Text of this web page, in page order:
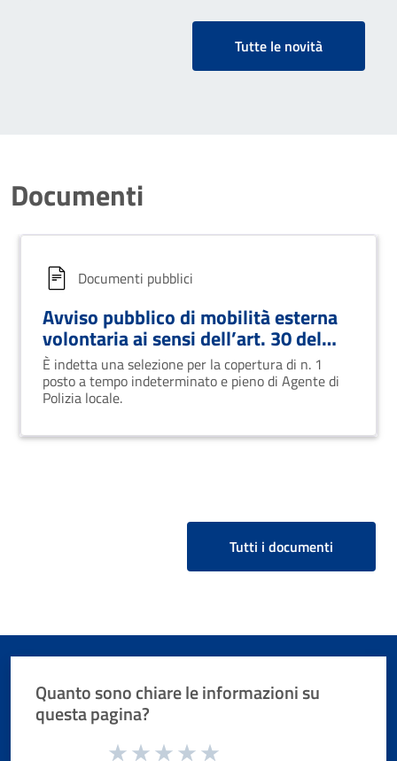
locale” area degli istruttori ccnl
16.11.2022 funzioni locali
Tutte le novità
Documenti
Documenti pubblici
Avviso pubblico di mobilità esterna
volontaria ai sensi dell’art. 30 del
d.lgs. n. 165/2001 per la copertura a
tempo indeterminato e pieno di n. 1
posto di “agente di polizia locale”
funzioni locali
È indetta una selezione per la copertura di n. 1
posto a tempo indeterminato e pieno di Agente di
Polizia locale.
Tutti i documenti
Quanto sono chiare le informazioni su
questa pagina?
Valuta da 1 a 5 stelle la pagina